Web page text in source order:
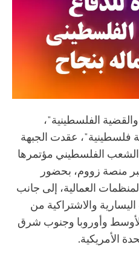
الفلسطينية"،
فلسطينية"، عقدت الجبهة
الشعب الفلسطيني مؤتمرها
في 22 مارس 2025 عبر منصة زووم، بحضور
العمالية، إلى جانب
والاشتراكية من
وأوروبا وجنوب شرق
الأمريكية.